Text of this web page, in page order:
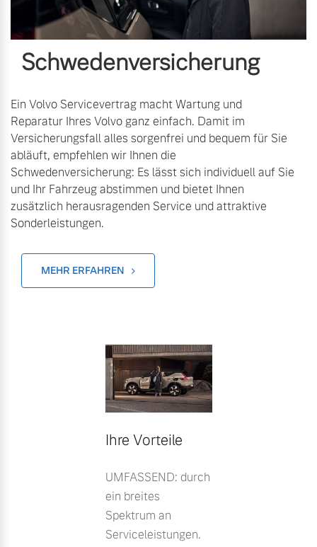
Schwedenversicherung
Ein Volvo Servicevertrag macht Wartung und
Reparatur Ihres Volvo ganz einfach. Damit im
Versicherungsfall alles sorgenfrei und bequem für Sie
abläuft, empfehlen wir Ihnen die
Schwedenversicherung: Es lässt sich individuell auf Sie
und Ihr Fahrzeug abstimmen und bietet Ihnen
zusätzlich herausragenden Service und attraktive
Sonderleistungen.
MEHR ERFAHREN
Ihre Vorteile
UMFASSEND: durch
ein breites
Spektrum an
Serviceleistungen.